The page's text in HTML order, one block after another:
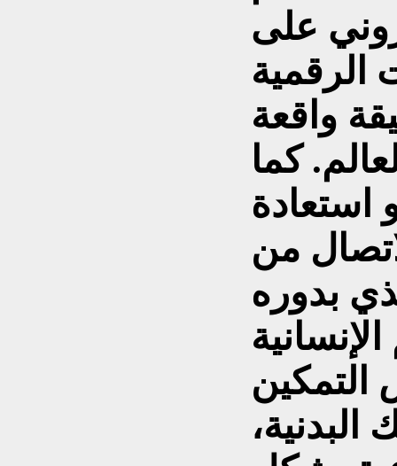
على
الرقمية
واقعة
كما
استعادة
من
بدوره
التمكين